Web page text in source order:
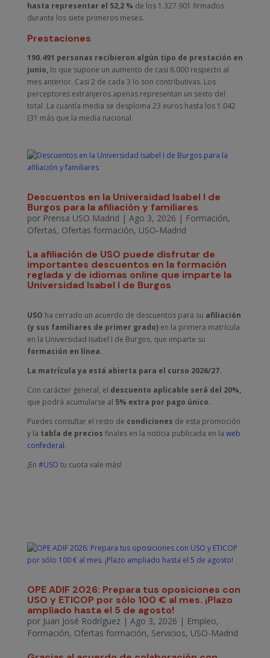
hasta representar el 52,2 % de los 1.327.901 firmados
durante los siete primeros meses.
Prestaciones
190.491 personas recibieron algún tipo de prestación en
junio,lo que supone un aumento de casi 6.000 respecto al
mes anterior. Casi 2 de cada 3 lo son contributivas. Los
perceptores extranjeros apenas representan un sexto del
total. La cuantía media se desploma 23 euros hasta los 1.042
(31 más que la media nacional.
Descuentos en la Universidad Isabel I de
Burgos para la afiliación y familiares
por Prensa USO Madrid | Ago 3, 2026 | Formación,
Ofertas, Ofertas formación, USO-Madrid
La afiliación de USO puede disfrutar de
importantes descuentos en la formación
reglada y de idiomas online que imparte la
Universidad Isabel I de Burgos
USO ha cerrado un acuerdo de descuentos para su afiliación
(y sus familiares de primer grado)en la primera matrícula
en la Universidad Isabel I de Burgos, que imparte su
formación en línea.
La matrícula ya está abierta para el curso 2026/27.
Con carácter general, el descuento aplicable será del 20%,
que podrá acumularse al 5% extra por pago único.
Puedes consultar el resto de condiciones de esta promoción
y la tabla de precios finales en la noticia publicada en la web
confederal.
¡En #USO tu cuota vale más!
OPE ADIF 2026: Prepara tus oposiciones con
USO y ETICOP por sólo 100 € al mes. ¡Plazo
ampliado hasta el 5 de agosto!
por Juan José Rodríguez| Ago 3, 2026 | Empleo,
Formación, Ofertas formación, Servicios, USO-Madrid